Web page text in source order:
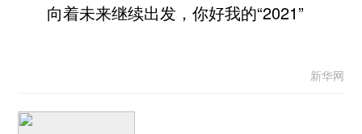
向着未来继续出发，你好我的“2021”
新华网